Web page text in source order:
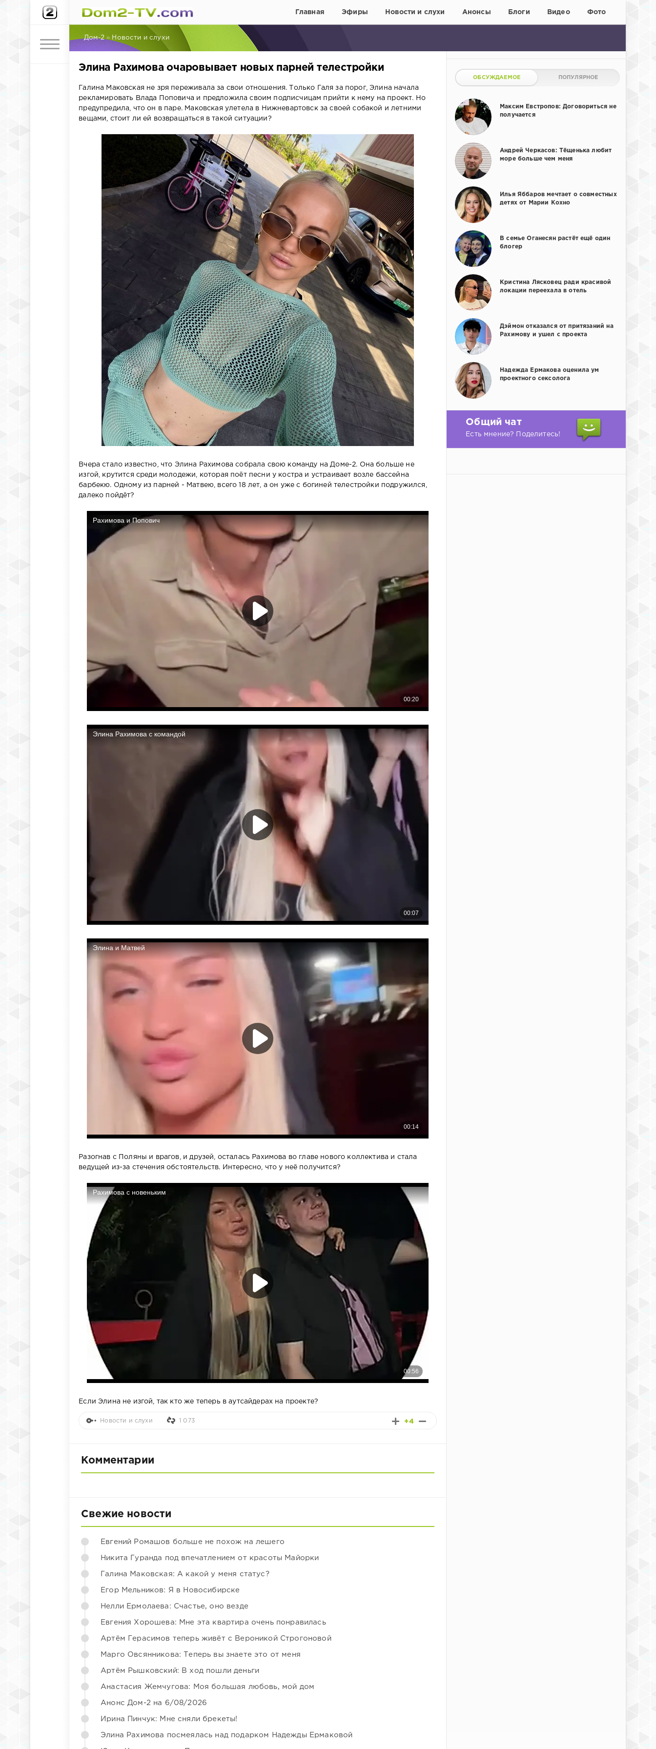
Главная Эфиры Новости и слухи Анонсы Блоги Видео Фото
Дом-2 » Новости и слухи
Элина Рахимова очаровывает новых парней телестройки
Галина Маковская не зря переживала за свои отношения. Только Галя за порог, Элина начала
рекламировать Влада Поповича и предложила своим подписчицам прийти к нему на проект. Но
предупредила, что он в паре. Маковская улетела в Нижневартовск за своей собакой и летними
вещами, стоит ли ей возвращаться в такой ситуации?
Вчера стало известно, что Элина Рахимова собрала свою команду на Доме-2. Она больше не
изгой, крутится среди молодежи, которая поёт песни у костра и устраивает возле бассейна
барбекю. Одному из парней - Матвею, всего 18 лет, а он уже с богиней телестройки подружился,
далеко пойдёт?
Разогнав с Поляны и врагов, и друзей, осталась Рахимова во главе нового коллектива и стала
ведущей из-за стечения обстоятельств. Интересно, что у неё получится?
Если Элина не изгой, так кто же теперь в аутсайдерах на проекте?
+4
Новости и слухи 1 073
Комментарии
Свежие новости
Евгений Ромашов больше не похож на лешего
Никита Гуранда под впечатлением от красоты Майорки
Галина Маковская: А какой у меня статус?
Егор Мельников: Я в Новосибирске
Нелли Ермолаева: Счастье, оно везде
Евгения Хорошева: Мне эта квартира очень понравилась
Артём Герасимов теперь живёт с Вероникой Строгоновой
Марго Овсянникова: Теперь вы знаете это от меня
Артём Рышковский: В ход пошли деньги
Анастасия Жемчугова: Моя большая любовь, мой дом
Анонс Дом-2 на 6/08/2026
Ирина Пинчук: Мне сняли брекеты!
Элина Рахимова посмеялась над подарком Надежды Ермаковой
ОБСУЖДАЕМОЕ ПОПУЛЯРНОЕ
Максим Евстропов: Договориться не
получается
Андрей Черкасов: Тёщенька любит
море больше чем меня
Илья Яббаров мечтает о совместных
детях от Марии Кохно
В семье Оганесян растёт ещё один
блогер
Кристина Лясковец ради красивой
локации переехала в отель
Дэймон отказался от притязаний на
Рахимову и ушел с проекта
Надежда Ермакова оценила ум
проектного сексолога
Общий чат
Есть мнение? Поделитесь!